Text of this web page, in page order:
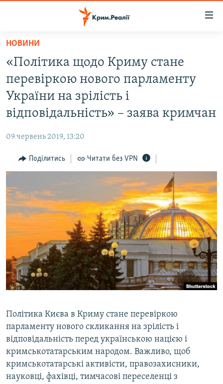
Перейти
основного
матеріалу
Перейти
до
основної
Перейти
пошуку
ВІДЕО ТА ФОТО
ПОЛІТИКА
ПОГЛЯД
ІНТЕРВ'Ю
СПЕЦПРОЕКТИ
ДЕПОРТАЦІЯ
ВІДЕОУРОКИ «ELIFBE»
СВІДЧЕННЯ ОКУПАЦІЇ
УКРАЇНСЬКА ПРОБЛЕМА КРИМУ
ІНФОГРАФІКА
ЯК ОБІЙТИ БЛОКУВАННЯ
Русский
Qırımtatar
ДОЛУЧАЙСЯ!
Усі сайти RFE/RL
НОВИНИ
«Політика щодо Криму стане
перевіркою нового парламенту
України на зрілість і
відповідальність» – заява кримчан
09 червень 2019, 13:20
Поділитись Читати без VPN
Політика Києва в Криму стане перевіркою
парламенту нового скликання на зрілість і
відповідальність перед українською нацією і
кримськотатарським народом. Важливо, щоб
кримськотатарські активісти, правозахисники,
науковці, фахівці, тимчасові переселенці з